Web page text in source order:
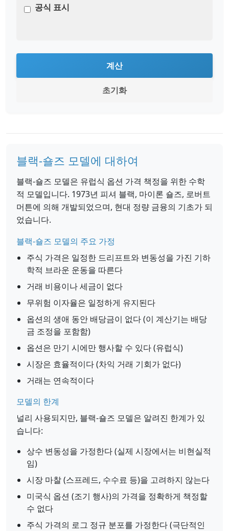
공식 표시
계산
초기화
블랙-숄즈 모델에 대하여
블랙-숄즈 모델은 유럽식 옵션 가격 책정을 위한 수학
적 모델입니다. 1973년 피셔 블랙, 마이론 숄즈, 로버트
머튼에 의해 개발되었으며, 현대 정량 금융의 기초가 되
었습니다.
블랙-숄즈 모델의 주요 가정
주식 가격은 일정한 드리프트와 변동성을 가진 기하
학적 브라운 운동을 따른다
거래 비용이나 세금이 없다
무위험 이자율은 일정하게 유지된다
옵션의 생애 동안 배당금이 없다 (이 계산기는 배당
금 조정을 포함함)
옵션은 만기 시에만 행사할 수 있다 (유럽식)
시장은 효율적이다 (차익 거래 기회가 없다)
거래는 연속적이다
모델의 한계
널리 사용되지만, 블랙-숄즈 모델은 알려진 한계가 있
습니다:
상수 변동성을 가정한다 (실제 시장에서는 비현실적
임)
시장 마찰 (스프레드, 수수료 등)을 고려하지 않는다
미국식 옵션 (조기 행사)의 가격을 정확하게 책정할
수 없다
주식 가격의 로그 정규 분포를 가정한다 (극단적인